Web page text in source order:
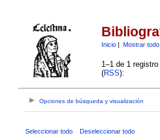
Inicio| Mostrar todo
1–1 de 1
(RSS):
Opciones de búsqueda y visualización
Seleccionar todo Deseleccionar todo